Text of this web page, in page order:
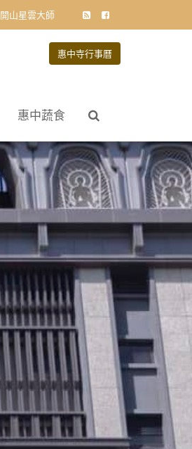
開山星雲大師
惠中寺行事曆
惠中蔬食